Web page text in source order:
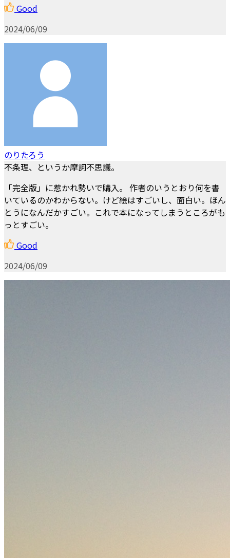
Good
2024/06/09
のりたろう
不条理、というか摩訶不思議。
「完全版」に惹かれ勢いで購入。 作者のいうとおり何を書
いているのかわからない。けど絵はすごいし、面白い。ほん
とうになんだかすごい。これで本になってしまうところがも
っとすごい。
Good
2024/06/09